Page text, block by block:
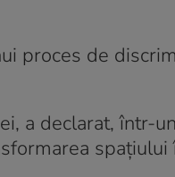
proces de
a declarat, într-un